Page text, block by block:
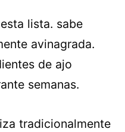
lista. sabe
avinagrada.
de ajo
semanas.
tradicionalmente